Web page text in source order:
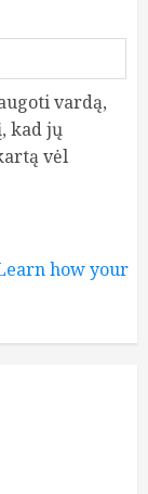
vardą,
kad jų
vėl
how your